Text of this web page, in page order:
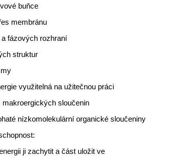
buňce
membránu
fázových rozhraní
struktur
využitelná na užitečnou práci
sloučenin
nízkomolekulární organické sloučeniny
ji zachytit a část uložit ve